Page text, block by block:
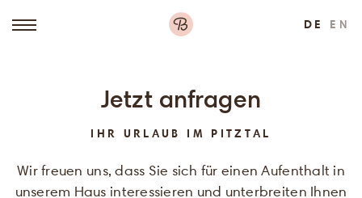
DE EN
Jetzt anfragen
IHR URLAUB IM PITZTAL
Wir freuen uns, dass Sie sich für einen Aufenthalt in
unserem Haus interessieren und unterbreiten Ihnen